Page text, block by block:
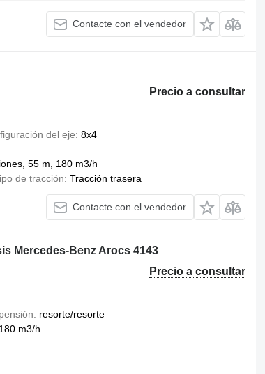
Contacte con el vendedor
Precio a consultar
del eje 8x4
55 m, 180 m3/h
de tracción Tracción trasera
Contacte con el vendedor
Mercedes-Benz Arocs 4143
Precio a consultar
resorte/resorte
m3/h